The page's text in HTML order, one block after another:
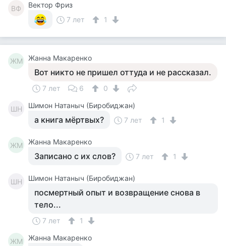
ВФ
Вектор Фриз
7 лет
1
ЖМ Жанна Макаренко
Вот никто не пришел оттуда и не рассказал.
7 лет 6 0
ШН Шимон Натаныч (Биробиджан)
а книга мёртвых? 7 лет 1
ЖМ Жанна Макаренко
Записано с их слов? 7 лет 1
ШН Шимон Натаныч (Биробиджан)
посмертный опыт и возвращение снова в
тело...
7 лет 1
ЖМ Жанна Макаренко